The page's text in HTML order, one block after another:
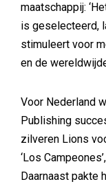
maatschappij:
is geselecteerd,
stimuleert voor
en de
Voor Nederland
Publishing
zilveren Lions
‘Los
Daarnaast pakte